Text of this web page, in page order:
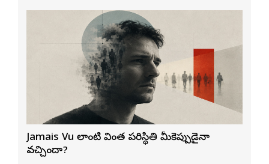
Jamais Vu లాంటి వింత పరిస్థితి మీకెప్పుడైనా
వచ్చిందా?